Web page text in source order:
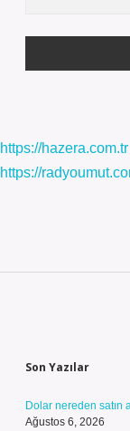
https://hazera.com.tr
https://
Son Yazılar
Dolar nereden satın
Ağustos 6, 2026